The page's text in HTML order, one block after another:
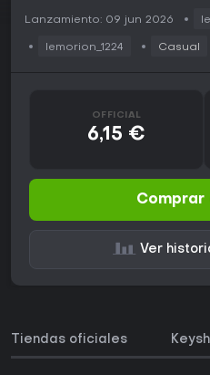
Lanzamiento: 09 jun 2026
lemorion_1224 Casual
OFFICIAL
6,15 €
Comprar
Ver
Tiendas oficiales